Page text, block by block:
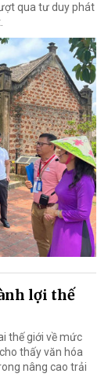
qua tư duy phát
lợi thế
thế giới về mức
thấy văn hóa
nâng cao trải